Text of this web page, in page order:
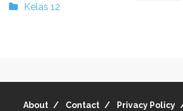
Kelas 12
About Contact Privacy Policy